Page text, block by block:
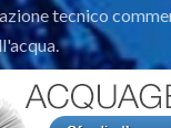
tecnico